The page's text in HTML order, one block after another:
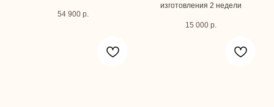
54 900 р.
изготовления 2 недели
15 000 р.